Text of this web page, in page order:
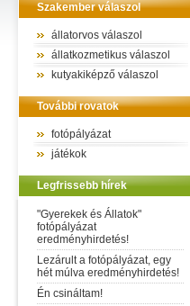
Szakember válaszol
állatorvos válaszol
állatkozmetikus válaszol
kutyakiképző válaszol
További rovatok
fotópályázat
játékok
Legfrissebb hírek
"Gyerekek és Állatok"
fotópályázat
eredményhirdetés!
Lezárult a fotópályázat, egy
hét múlva eredményhirdetés!
Én csináltam!